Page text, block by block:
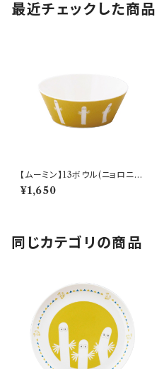
最近チェックした商品
【ムーミン】13ボウル(ニョロニョ
ロ)【 アニメーション】
¥1,650
同じカテゴリの商品